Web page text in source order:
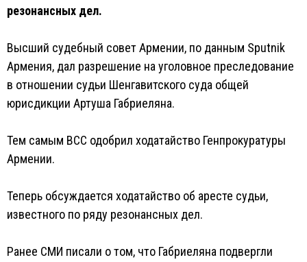
резонансных дел.
Высший судебный совет Армении, по данным Sputnik
Армения, дал разрешение на уголовное преследование
в отношении судьи Шенгавитского суда общей
юрисдикции Артуша Габриеляна.
Тем самым ВСС одобрил ходатайство Генпрокуратуры
Армении.
Теперь обсуждается ходатайство об аресте судьи,
известного по ряду резонансных дел.
Ранее СМИ писали о том, что Габриеляна подвергли